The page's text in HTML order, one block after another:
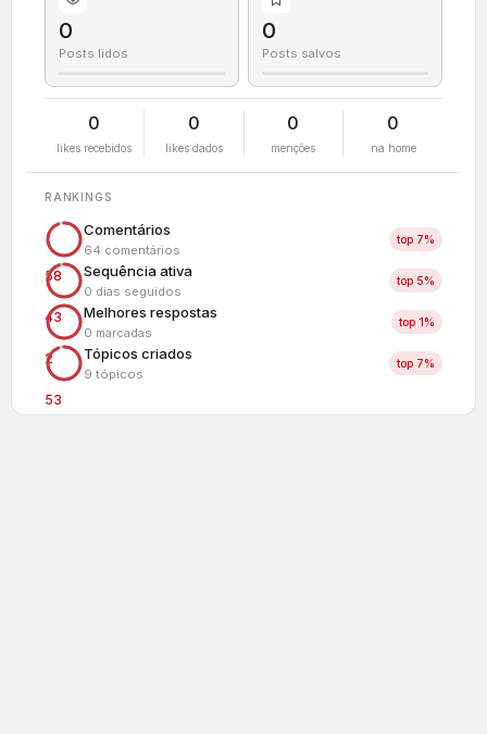
0
Posts lidos
0
Posts salvos
0
likes recebidos
0
likes dados
0
menções
0
na home
RANKINGS
58
Comentários
64 comentários
top 7%
43
Sequência ativa
0 dias seguidos
top 5%
2
Melhores respostas
0 marcadas
top 1%
53
Tópicos criados
9 tópicos
top 7%